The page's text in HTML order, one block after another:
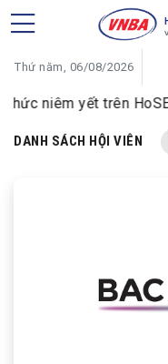
Thứ năm, 06/08/2026
niêm yết trên HoSE
DANH SÁCH HỘI VIÊN